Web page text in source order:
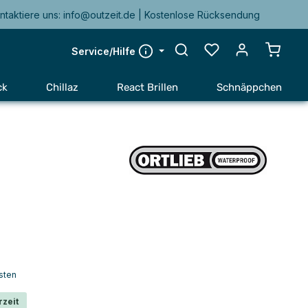
uns: info@outzeit.de | Kostenlose Rücksendung
Service/Hilfe
Chillaz React Brillen Schnäppchen